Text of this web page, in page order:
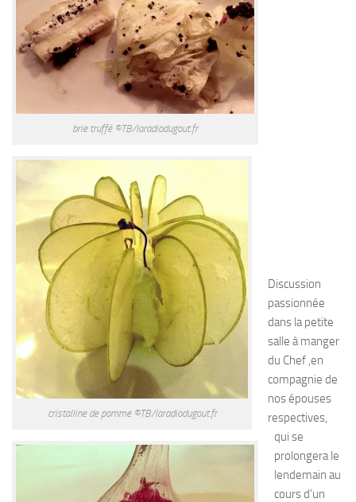
brie truffé ©TB/laradiodugout.fr
cristalline de pomme ©TB/laradiodugout.fr
Discussion
passionnée
dans la petite
salle à manger
du Chef ,en
compagnie de
nos épouses
respectives,
qui se
prolongera le
lendemain au
cours d’un